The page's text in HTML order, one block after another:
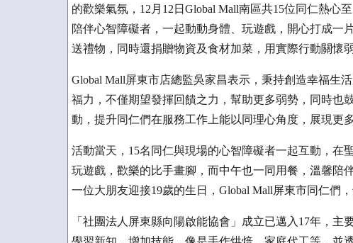
的歡樂氣氛，12月12日Global Mall南區共15位同仁熱心
陪伴心智障礙者，一起動動身體、玩遊戲，開心打成一
送禮物，同時還捐贈物資及食材加菜，用實際行動關懷
Global Mall屏東市店總監吳家昌表示，秉持創造幸福生
福力，不僅期望發揮回饋之力，幫助更多弱勢，同時也
動，提升同仁們在服務工作上能以同理心角度，展現更
活動當天，15名同仁與現場的心智障礙者一起互動，在
玩遊戲，歡樂的比手畫腳，而中午也一同用餐，溫馨陪
一位大朋友迎接19歲的生日，Global Mall屏東市同仁們
「社團法人屏東縣向陽啟能協會」成立已邁入17年，